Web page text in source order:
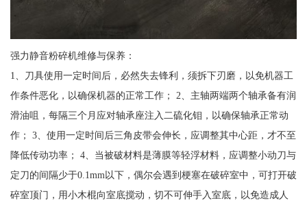
强力静音粉碎机维修与保养：
1、刀具使用一定时间后，必然失去锋利，须拆下刃磨，以免机器工
作条件恶化，以确保机器的正常工作； 2、主轴两端两个轴承备有润
滑油咀，每隔三个月应对轴承座注入二硫化钼，以确保轴承正常动
作； 3、使用一定时间后三角皮带会伸长，应调整其中心距，才不至
降低传动功率； 4、当被破材料是薄膜等轻浮材料，应调整小动刀与
定刀的间隔少于0.1mm以下，偶尔会遇到梗塞在破碎室中，可打开破
碎室顶门，用小木棍向室底搅动，切不可伸手入室底，以免造成人